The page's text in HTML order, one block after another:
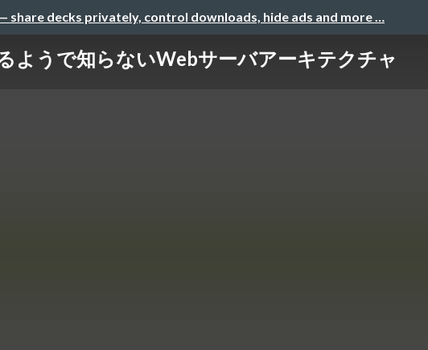
share decks privately, control downloads, hide ads and more …
ようで知らないWebサーバアーキテクチャ